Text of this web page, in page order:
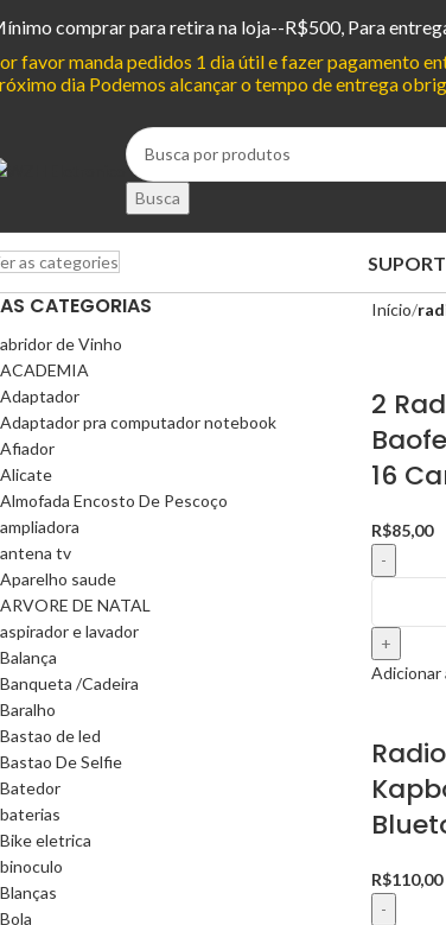
comprar para retira na loja--R$500, Para
favor manda pedidos 1 dia útil e fazer pagamento
dia Podemos alcançar o tempo de entrega
Busca
as categories
AS CATEGORIAS
abridor de Vinho
ACADEMIA
Adaptador
Adaptador pra computador notebook
Afiador
Alicate
Almofada Encosto De Pescoço
ampliadora
antena tv
Aparelho saude
ARVORE DE NATAL
aspirador e lavador
Balança
Banqueta /Cadeira
Baralho
Bastao de led
Bastao De Selfie
Batedor
baterias
Bike eletrica
binoculo
Blanças
Bola
Início
2
16
R$85,00
Adicionar
R$110,00